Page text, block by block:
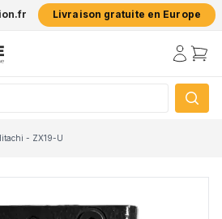
Livraison gratuite en Europe
- ZX19-U